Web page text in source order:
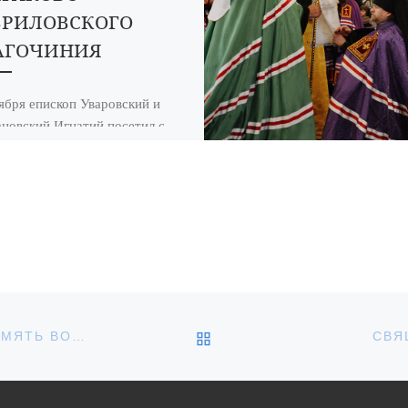
епископ Уваровский и
Игнатий посетил с
В ГОРОДЕ УВАРОВО МОЛИТВЕННО ПОЧТИЛИ ПАМЯТЬ ВОИНОВ-ДЕСАНТНИКОВ 6-Й РОТЫ ПСКОВСКОЙ ДИВИЗИИ ВДВ ОБРАТНО К СПИСКУ